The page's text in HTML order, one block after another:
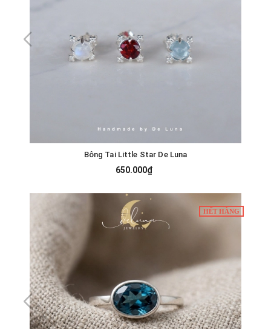
Bông Tai Little Star De Luna
650.000₫
HẾT HÀNG